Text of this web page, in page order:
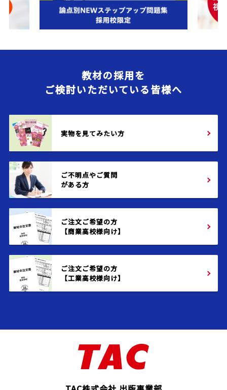
教材の採用を
ご検討いただいている皆様へ
実物を見てみたい方
ご不明点やご質問
がある方
ご注文ご希望の方
【商業高校様向け】
ご注文ご希望の方
【工業高校様向け】